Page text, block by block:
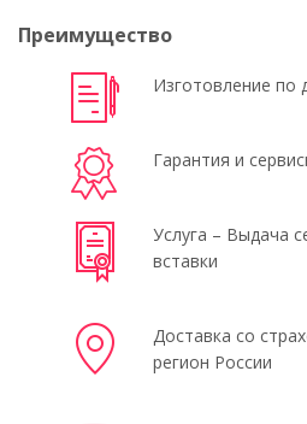
Преимущество
Изготовление по
Гарантия и
Услуга – Выдача
вставки
Доставка со
регион России